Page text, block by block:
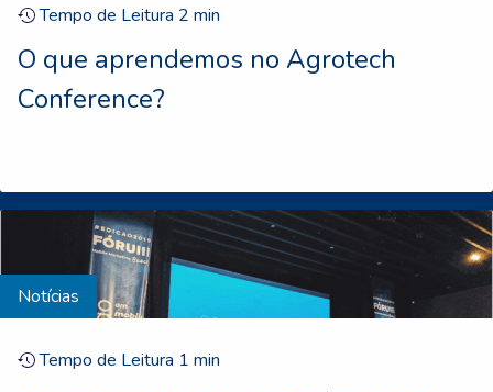
Tempo de Leitura 2 min
O que aprendemos no Agrotech
Conference?
Notícias
Tempo de Leitura 1 min